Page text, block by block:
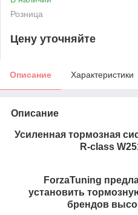
Розница
Цену уточняйте
Описание Характеристики
Описание
Усиленная тормозная
R-class
ForzaTuning
установить
брендов